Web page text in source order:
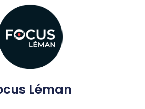
Léman